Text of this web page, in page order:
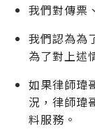
我們對傳票
我們認為為
為了對上述
如果律師瑋
況，律師瑋
料服務。